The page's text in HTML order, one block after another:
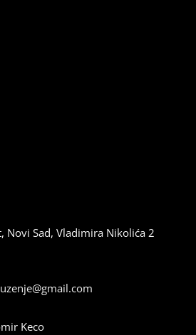
Novi Sad, Vladimira Nikolića 2
Keco